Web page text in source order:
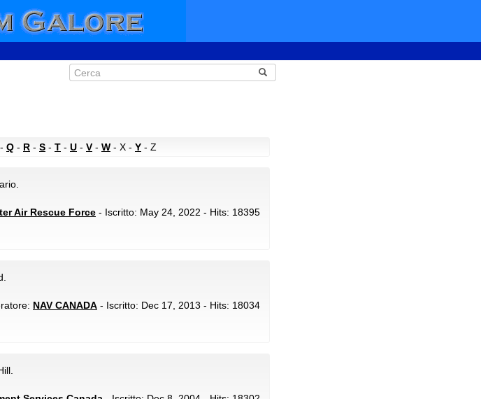
- Q - R - S - T - U - V- W- X - Y - Z
Air Rescue Force - Iscritto: May 24, 2022 - Hits: 18395
NAV CANADA - Iscritto: Dec 17, 2013 - Hits: 18034